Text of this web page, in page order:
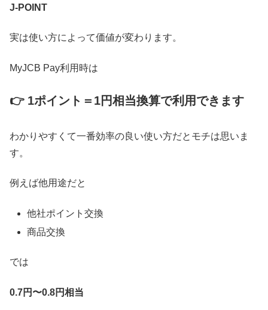
J-POINT
実は使い方によって価値が変わります。
MyJCB Pay利用時は
👉 1ポイント＝1円相当換算で利用できます
わかりやすくて一番効率の良い使い方だとモチは思いま
す。
例えば他用途だと
他社ポイント交換
商品交換
では
0.7円〜0.8円相当